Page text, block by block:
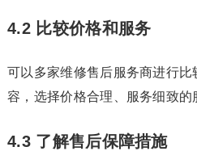
4.2 比较价格和服务
可以多家维修售后服务商进行
容，选择价格合理、服务细致的
4.3 了解售后保障措施